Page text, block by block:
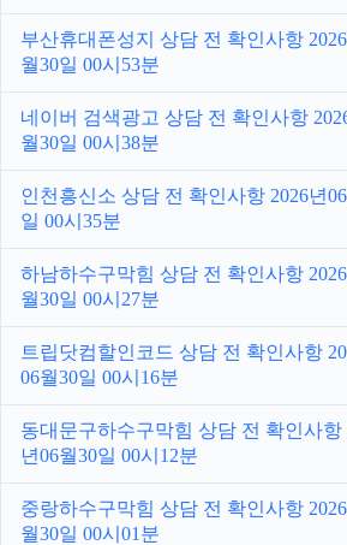
부산휴대폰성지 상담 전 확인사항
월30일 00시53분
네이버 검색광고 상담 전 확인사항
월30일 00시38분
인천흥신소 상담 전 확인사항 2026년
일 00시35분
하남하수구막힘 상담 전 확인사항
월30일 00시27분
트립닷컴할인코드 상담 전 확인사항
06월30일 00시16분
동대문구하수구막힘 상담 전 확인사항
년06월30일 00시12분
중랑하수구막힘 상담 전 확인사항
월30일 00시01분